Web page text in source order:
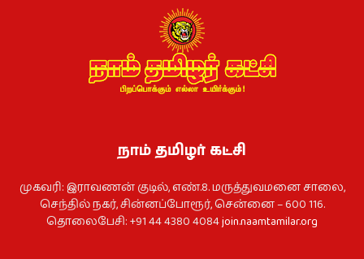
நாம் தமிழர் கட்சி
முகவரி: இராவணன் குடில், எண்.8. மருத்துவமனை சாலை,
செந்தில் நகர், சின்னப்போரூர், சென்னை – 600 116.
தொலைபேசி: +91 44 4380 4084join.naamtamilar.org